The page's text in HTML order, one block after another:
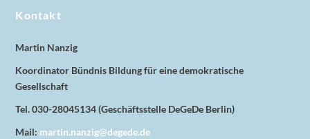
Kontakt
Martin Nanzig
Koordinator Bündnis Bildung für eine demokratische
Gesellschaft
Tel. 030-28045134 (Geschäftsstelle DeGeDe Berlin)
Mail: martin.nanzig@degede.de